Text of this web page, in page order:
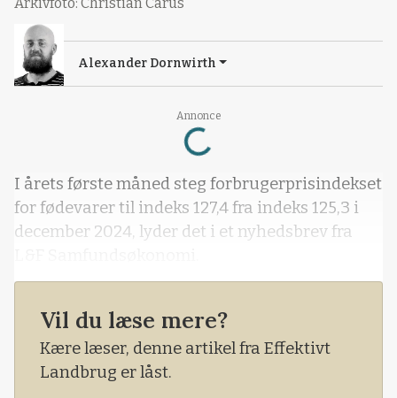
Annonce
Loading...
Alexander Dornwirth
I årets første måned steg forbrugerprisindekset
for fødevarer til indeks 127,4 fra indeks 125,3 i
december 2024, lyder det i et nyhedsbrev fra
Vil du læse mere?
Kære læser, denne artikel fra Effektivt
Landbrug er låst.